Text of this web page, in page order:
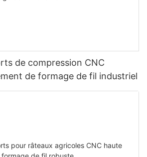
de compression CNC
de formage de fil industriel